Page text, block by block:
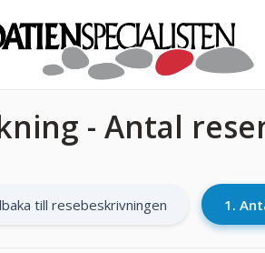
- Antal
till resebeskrivningen 1.